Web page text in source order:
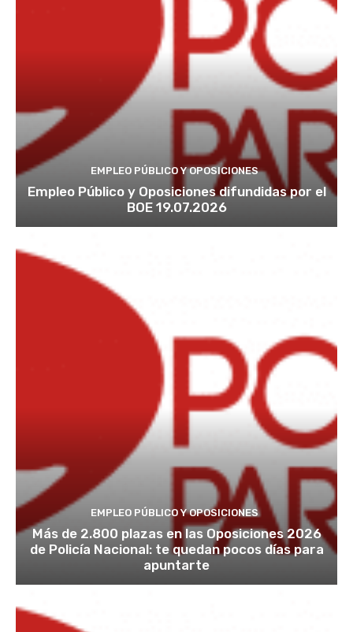
EMPLEO PÚBLICO Y OPOSICIONES
Empleo Público y Oposiciones difundidas por el
BOE 19.07.2026
EMPLEO PÚBLICO Y OPOSICIONES
Más de 2.800 plazas en las Oposiciones 2026
de Policía Nacional: te quedan pocos días para
apuntarte